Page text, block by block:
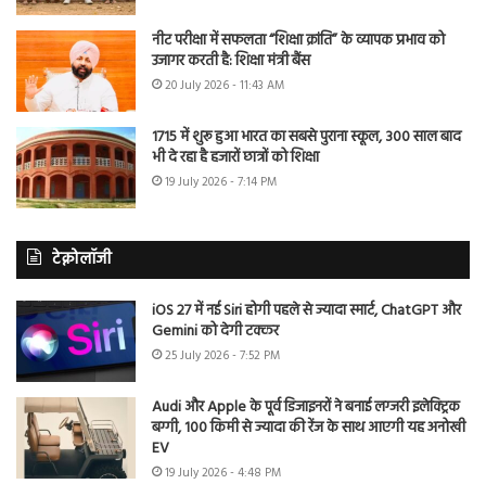
नीट परीक्षा में सफलता “शिक्षा क्रांति” के व्यापक प्रभाव को
उजागर करती है: शिक्षा मंत्री बैंस
20 July 2026 - 11:43 AM
1715 में शुरू हुआ भारत का सबसे पुराना स्कूल, 300 साल बाद
भी दे रहा है हजारों छात्रों को शिक्षा
19 July 2026 - 7:14 PM
टेक्नोलॉजी
iOS 27 में नई Siri होगी पहले से ज्यादा स्मार्ट, ChatGPT और
Gemini को देगी टक्कर
25 July 2026 - 7:52 PM
Audi और Apple के पूर्व डिजाइनरों ने बनाई लग्जरी इलेक्ट्रिक
बग्गी, 100 किमी से ज्यादा की रेंज के साथ आएगी यह अनोखी
EV
19 July 2026 - 4:48 PM